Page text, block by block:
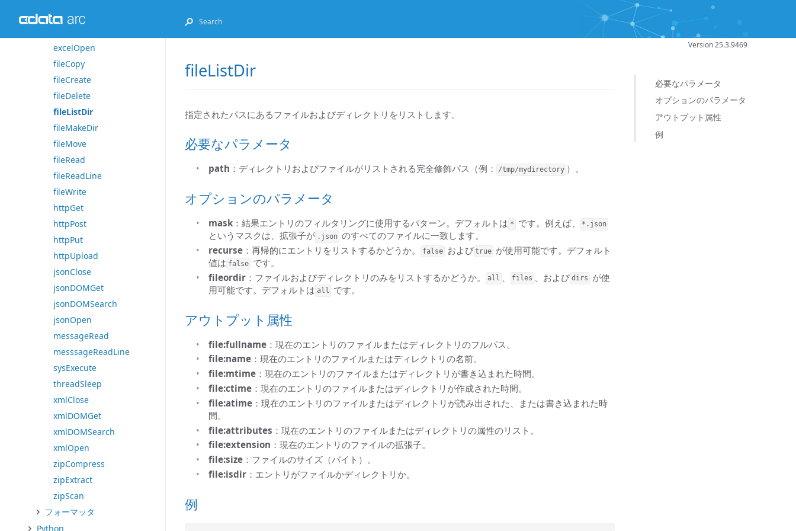
excelGet
excelOpen
fileCopy
fileCreate
fileDelete
fileListDir
fileMakeDir
fileMove
fileRead
fileReadLine
fileWrite
httpGet
httpPost
httpPut
httpUpload
jsonClose
jsonDOMGet
jsonDOMSearch
jsonOpen
messageRead
messsageReadLine
sysExecute
threadSleep
xmlClose
xmlDOMGet
xmlDOMSearch
xmlOpen
zipCompress
zipExtract
zipScan
フォーマッタ
Python
Version 25.3.9469
必要なパラメータ
オプションのパラメータ
アウトプット属性
例
fileListDir
指定されたパスにあるファイルおよびディレクトリをリストします。
必要なパラメータ
path ：ディレクトリおよびファイルがリストされる完全修飾パス（例： /tmp/mydirectory ）。
オプションのパラメータ
mask ：結果エントリのフィルタリングに使用するパターン。デフォルトは * です。例えば、 *.json
というマスクは、拡張子が .json のすべてのファイルに一致します。
recurse ：再帰的にエントリをリストするかどうか。 false およびtrue が使用可能です。デフォルト
値は false です。
fileordir ：ファイルおよびディレクトリのみをリストするかどうか。 all files 、および dirs
が使
用可能です。デフォルトは all です。
アウトプット属性
file:fullname ：現在のエントリのファイルまたはディレクトリのフルパス。
file:name ：現在のエントリのファイルまたはディレクトリの名前。
file:mtime ：現在のエントリのファイルまたはディレクトリが書き込まれた時間。
file:ctime ：現在のエントリのファイルまたはディレクトリが作成された時間。
file:atime ：現在のエントリのファイルまたはディレクトリが読み出された、または書き込まれた時
間。
file:attributes ：現在のエントリのファイルまたはディレクトリの属性のリスト。
file:extension ：現在のエントリのファイルの拡張子。
file:size ：ファイルのサイズ（バイト）。
file:isdir ：エントリがファイルかディレクトリか。
例